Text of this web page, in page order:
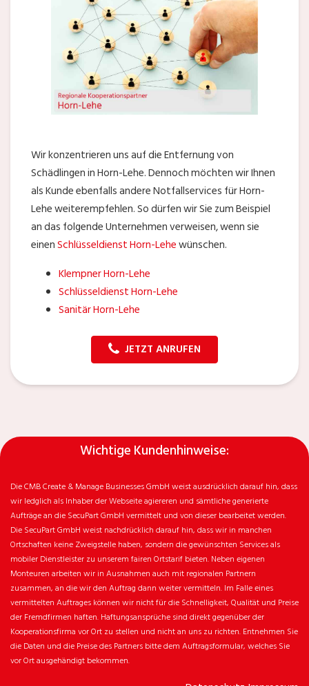
Wir konzentrieren uns auf die Entfernung von
Schädlingen in Horn-Lehe. Dennoch möchten wir Ihnen
als Kunde ebenfalls andere Notfallservices für Horn-
Lehe weiterempfehlen. So dürfen wir Sie zum Beispiel
an das folgende Unternehmen verweisen, wenn sie
einenSchlüsseldienst Horn-Lehewünschen.
Klempner Horn-Lehe
Schlüsseldienst Horn-Lehe
Sanitär Horn-Lehe
JETZT ANRUFEN
Wichtige Kundenhinweise:
Die CMB Create & Manage Businesses GmbH weist ausdrücklich darauf hin, dass
wir ledglich als Inhaber der Webseite agiereren und sämtliche generierte
Aufträge an die SecuPart GmbH vermittelt und von dieser bearbeitet werden.
Die SecuPart GmbH weist nachdrücklich darauf hin, dass wir in manchen
Ortschaften keine Zweigstelle haben, sondern die gewünschten Services als
mobiler Dienstleister zu unserem fairen Ortstarif bieten. Neben eigenen
Monteuren arbeiten wir in Ausnahmen auch mit regionalen Partnern
zusammen, an die wir den Auftrag dann weiter vermitteln. Im Falle eines
vermittelten Auftrages können wir nicht für die Schnelligkeit, Qualität und Preise
der Fremdfirmen haften. Haftungsansprüche sind direkt gegenüber der
Kooperationsfirma vor Ort zu stellen und nicht an uns zu richten. Entnehmen Sie
die Daten und die Preise des Partners bitte dem Auftragsformular, welches Sie
vor Ort ausgehändigt bekommen.